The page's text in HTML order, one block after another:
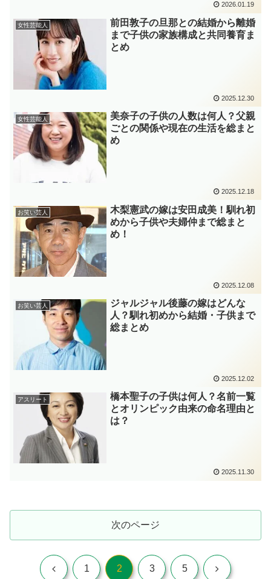
2026.01.19
女性芸能人
前田敦子の旦那との結婚から離婚
まで子供の家族構成と共同養育ま
とめ
2025.12.30
女性芸能人
美奈子の子供の人数は何人？父親
ごとの関係や現在の生活を総まと
め
2025.12.18
お笑い芸人
木梨憲武の嫁は安田成美！馴れ初
めから子供や夫婦仲まで総まと
め！
2025.12.08
お笑い芸人
ジャルジャル後藤の嫁はどんな
人？馴れ初めから結婚・子供まで
総まとめ
2025.12.02
アスリート
橋本聖子の子供は何人？名前一覧
とオリンピック由来の命名理由と
は？
2025.11.30
次のページ
前 1 2 3 5 次